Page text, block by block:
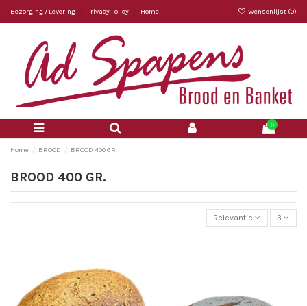
Bezorging / Levering Privacy Policy Home Wensenlijst (0)
0
Home BROOD BROOD 400 GR.
BROOD 400 GR.
Relevantie 3